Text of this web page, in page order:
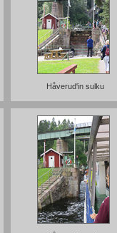
Håverud'in sulku